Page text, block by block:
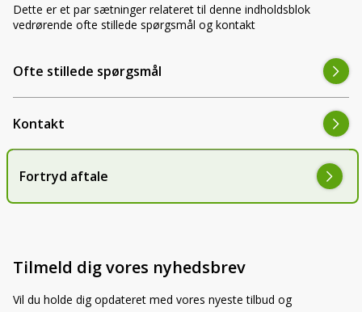
Dette er et par sætninger relateret til denne indholdsblok
vedrørende ofte stillede spørgsmål og kontakt
Ofte stillede spørgsmål
Kontakt
Fortryd aftale
Tilmeld dig vores nyhedsbrev
Vil du holde dig opdateret med vores nyeste tilbud og